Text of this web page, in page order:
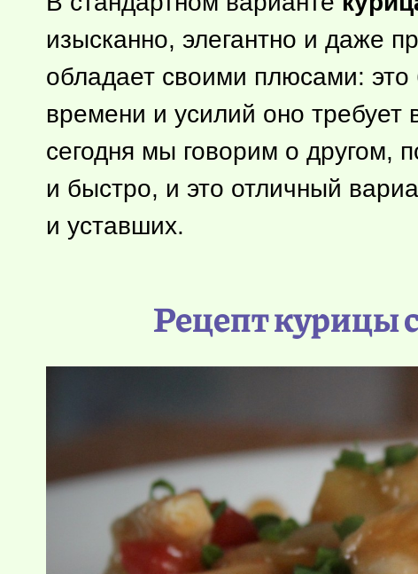
изысканно, элегантно и даже
обладает своими плюсами:
времени и усилий оно
сегодня мы говорим о другом,
и быстро, и это отличный
и уставших.
Рецепт курицы